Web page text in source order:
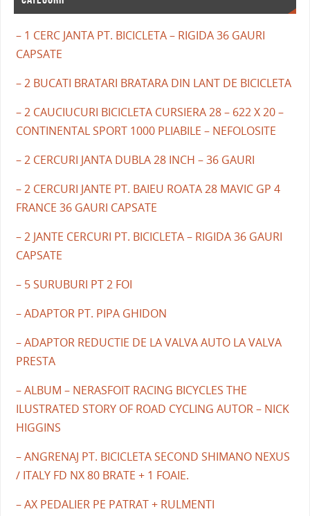
– 1 CERC JANTA PT. BICICLETA – RIGIDA 36 GAURI
CAPSATE
– 2 BUCATI BRATARI BRATARA DIN LANT DE BICICLETA
– 2 CAUCIUCURI BICICLETA CURSIERA 28 – 622 X 20 –
CONTINENTAL SPORT 1000 PLIABILE – NEFOLOSITE
– 2 CERCURI JANTA DUBLA 28 INCH – 36 GAURI
– 2 CERCURI JANTE PT. BAIEU ROATA 28 MAVIC GP 4
FRANCE 36 GAURI CAPSATE
– 2 JANTE CERCURI PT. BICICLETA – RIGIDA 36 GAURI
CAPSATE
– 5 SURUBURI PT 2 FOI
– ADAPTOR PT. PIPA GHIDON
– ADAPTOR REDUCTIE DE LA VALVA AUTO LA VALVA
PRESTA
– ALBUM – NERASFOIT RACING BICYCLES THE
ILUSTRATED STORY OF ROAD CYCLING AUTOR – NICK
HIGGINS
– ANGRENAJ PT. BICICLETA SECOND SHIMANO NEXUS
/ ITALY FD NX 80 BRATE + 1 FOAIE.
– AX PEDALIER PE PATRAT + RULMENTI